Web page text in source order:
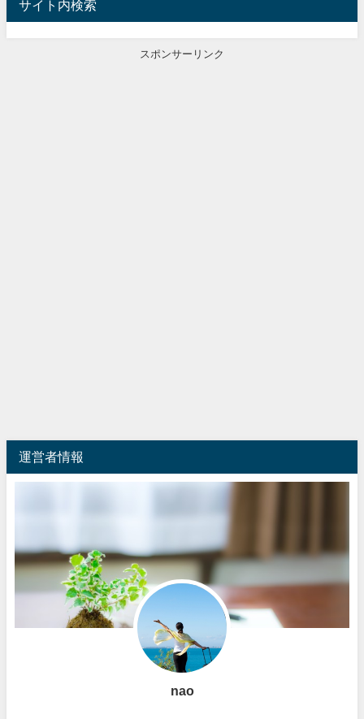
サイト内検索
スポンサーリンク
運営者情報
nao